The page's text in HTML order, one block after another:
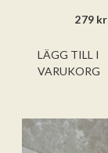
279 kr
LÄGG TILL I
VARUKORG